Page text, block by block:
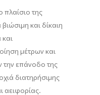
πλαίσιο της
και δίκαιη
μέτρων και
την επάνοδο της
διατηρήσιμης
αειφορίας.